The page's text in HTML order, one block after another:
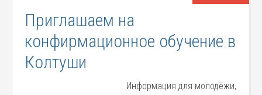
Приглашаем на
конфирмационное обучение в
Колтуши
Информация для молодёжи,